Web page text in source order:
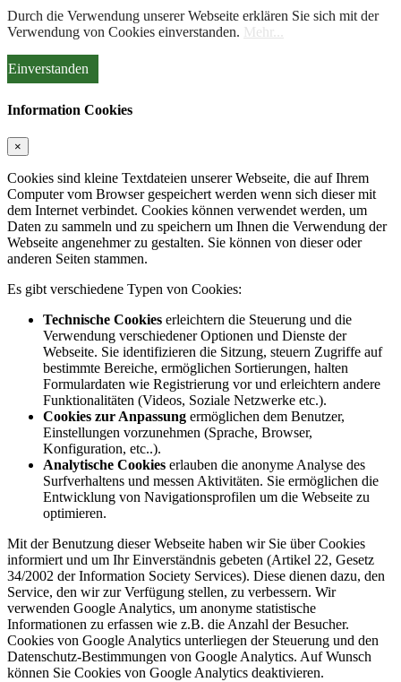
Durch die Verwendung unserer Webseite erklären Sie sich mit der
Verwendung von Cookies einverstanden. Mehr...
Einverstanden
Information Cookies
×
Cookies sind kleine Textdateien unserer Webseite, die auf Ihrem
Computer vom Browser gespeichert werden wenn sich dieser mit
dem Internet verbindet. Cookies können verwendet werden, um
Daten zu sammeln und zu speichern um Ihnen die Verwendung der
Webseite angenehmer zu gestalten. Sie können von dieser oder
anderen Seiten stammen.
Es gibt verschiedene Typen von Cookies:
Technische Cookies erleichtern die Steuerung und die
Verwendung verschiedener Optionen und Dienste der
Webseite. Sie identifizieren die Sitzung, steuern Zugriffe auf
bestimmte Bereiche, ermöglichen Sortierungen, halten
Formulardaten wie Registrierung vor und erleichtern andere
Funktionalitäten (Videos, Soziale Netzwerke etc.).
Cookies zur Anpassung ermöglichen dem Benutzer,
Einstellungen vorzunehmen (Sprache, Browser,
Konfiguration, etc..).
Analytische Cookies erlauben die anonyme Analyse des
Surfverhaltens und messen Aktivitäten. Sie ermöglichen die
Entwicklung von Navigationsprofilen um die Webseite zu
optimieren.
Mit der Benutzung dieser Webseite haben wir Sie über Cookies
informiert und um Ihr Einverständnis gebeten (Artikel 22, Gesetz
34/2002 der Information Society Services). Diese dienen dazu, den
Service, den wir zur Verfügung stellen, zu verbessern. Wir
verwenden Google Analytics, um anonyme statistische
Informationen zu erfassen wie z.B. die Anzahl der Besucher.
Cookies von Google Analytics unterliegen der Steuerung und den
Datenschutz-Bestimmungen von Google Analytics. Auf Wunsch
können Sie Cookies von Google Analytics deaktivieren.